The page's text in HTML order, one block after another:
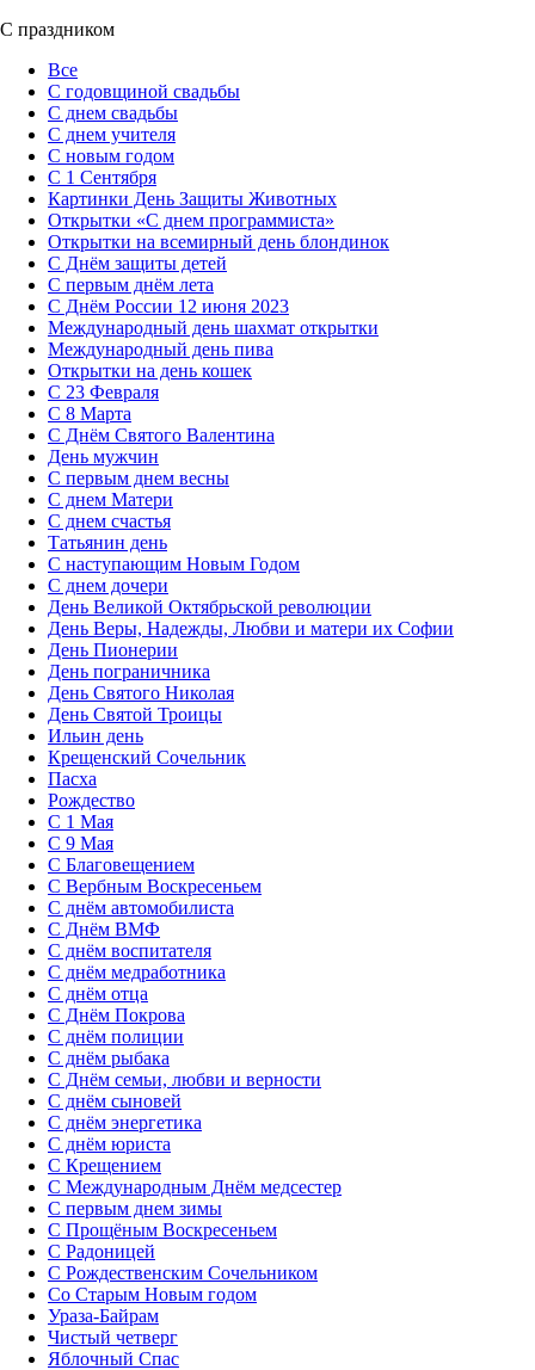
С праздником
Все
С годовщиной свадьбы
С днем свадьбы
С днем учителя
С новым годом
С 1 Сентября
Картинки День Защиты Животных
Открытки «‎С днем программиста»‎
Открытки на всемирный день блондинок
С Днём защиты детей
С первым днём лета
С Днём России 12 июня 2023
Международный день шахмат открытки
Международный день пива
Открытки на день кошек
С 23 Февраля
С 8 Марта
С Днём Святого Валентина
День мужчин
С первым днем весны
С днем Матери
C днем счастья
Татьянин день
C наступающим Новым Годом
C днем дочери
День Великой Октябрьской революции
День Веры, Надежды, Любви и матери их Софии
День Пионерии
День пограничника
День Святого Николая
День Святой Троицы
Ильин день
Крещенский Сочельник
Пасха
Рождество
С 1 Мая
С 9 Мая
С Благовещением
С Вербным Воскресеньем
С днём автомобилиста
С Днём ВМФ
С днём воспитателя
С днём медработника
С днём отца
С Днём Покрова
С днём полиции
С днём рыбака
С Днём семьи, любви и верности
С днём сыновей
С днём энергетика
С днём юриста
С Крещением
С Международным Днём медсестер
С первым днем зимы
С Прощёным Воскресеньем
С Радоницей
С Рождественским Сочельником
Со Старым Новым годом
Ураза-Байрам
Чистый четверг
Яблочный Спас